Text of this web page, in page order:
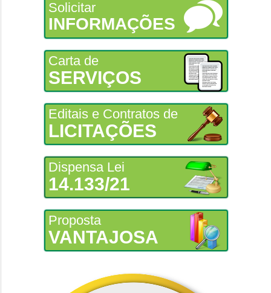
Solicitar
INFORMAÇÕES
Carta de
SERVIÇOS
Editais e Contratos de
LICITAÇÕES
Dispensa Lei
14.133/21
Proposta
VANTAJOSA